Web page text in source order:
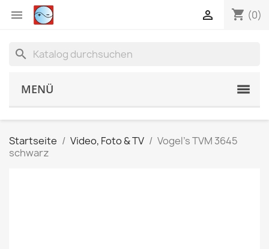
 shopping_cart (0)

search
MENÜ
Startseite Video, Foto & TV
Vogel's TVM 3645
schwarz